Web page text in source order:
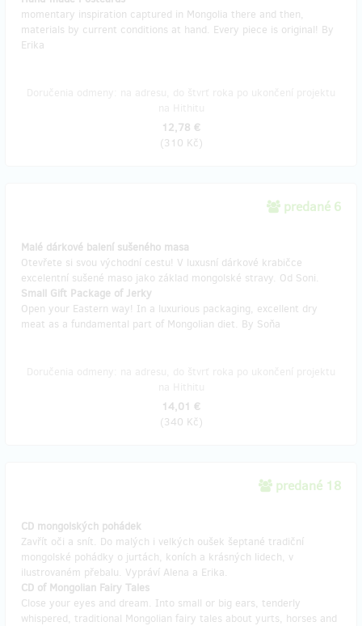
momentary inspiration captured in Mongolia there and then,
materials by current conditions at hand. Every piece is original! By
Erika
12,78 €
(310 Kč)
predané 6
Malé dárkové balení sušeného masa
Otevřete si svou východní cestu! V luxusní dárkové krabičce
excelentní sušené maso jako základ mongolské stravy. Od Soni.
Small Gift Package of Jerky
Open your Eastern way! In a luxurious packaging, excellent dry
meat as a fundamental part of Mongolian diet. By Soňa
14,01 €
(340 Kč)
predané 18
CD mongolských pohádek
Zavřít oči a snít. Do malých i velkých oušek šeptané tradiční
mongolské pohádky o jurtách, koních a krásných lidech, v
ilustrovaném přebalu. Vypráví Alena a Erika.
CD of Mongolian Fairy Tales
Close your eyes and dream. Into small or big ears, tenderly
whispered, traditional Mongolian fairy tales about yurts, horses and